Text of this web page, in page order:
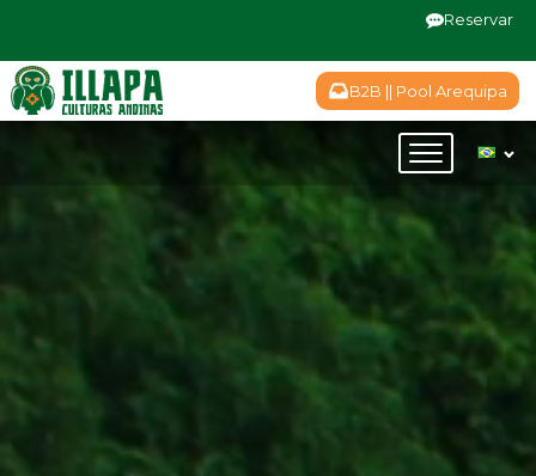
Reservar
B2B || Pool Arequipa